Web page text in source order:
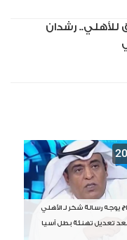
للأهلي.. رشدان
يوجه رسالة شكر لـ الأهلي
تعديل تهنئة بطل آسيا